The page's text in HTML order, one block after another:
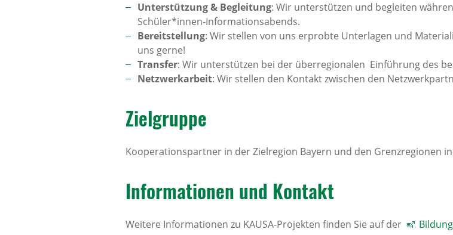
Unterstützung & Begleitung: Wir unterstützen und begleiten
Schüler*innen-Informationsabends.
Bereitstellung: Wir stellen von uns erprobte Unterlagen und
uns gerne!
Transfer: Wir unterstützen bei der überregionalen Einführung des
Netzwerkarbeit: Wir stellen den Kontakt zwischen den
Ziel­gruppe
Kooperationspartner in der Zielregion Bayern und den Grenzregionen
Infor­ma­ti­onen und Kontakt
Weitere Informationen zu KAUSA-Projekten finden Sie auf der